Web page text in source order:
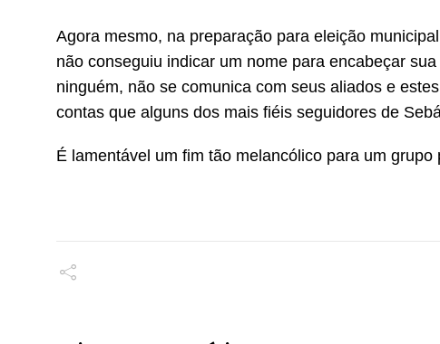
Agora mesmo, na preparação para eleição
não conseguiu indicar um nome para encabeçar
ninguém, não se comunica com seus aliados e
contas que alguns dos mais fiéis seguidores de
É lamentável um fim tão melancólico para um